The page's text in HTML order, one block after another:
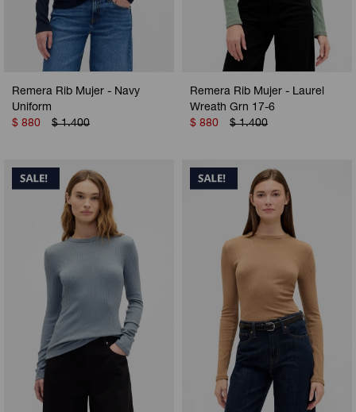
Remera Rib Mujer - Navy
Uniform
$ 880 $ 1.400
Remera Rib Mujer - Laurel
Wreath Grn 17-6
$ 880 $ 1.400